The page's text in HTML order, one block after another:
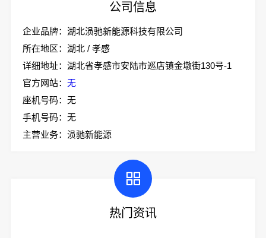
公司信息
企业品牌：湖北涢驰新能源科技有限公司
所在地区：湖北 / 孝感
详细地址：湖北省孝感市安陆市巡店镇金墩街130号-1
官方网站： 无
座机号码：无
手机号码：无
主营业务：涢驰新能源
热门资讯